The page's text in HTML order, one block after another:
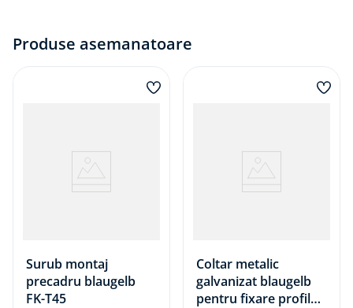
Produse asemanatoare
Surub montaj
precadru blaugelb
FK-T45
Coltar metalic
galvanizat blaugelb
pentru fixare profile